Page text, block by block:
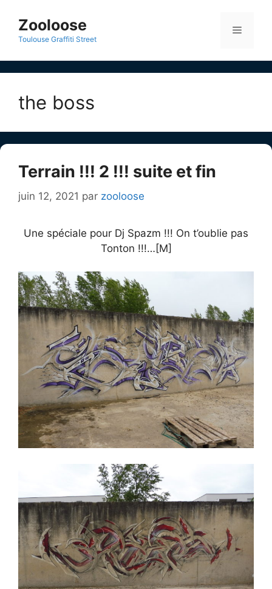
contenu
Zooloose
Toulouse Graffiti Street
Menu
the boss
Terrain !!! 2 !!! suite et fin
juin 12, 2021 par zooloose
Une spéciale pour Dj Spazm !!! On t’oublie pas
Tonton !!!…[M]